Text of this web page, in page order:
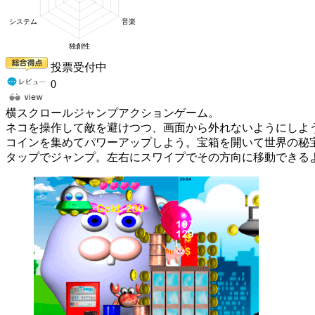
投票受付中
0
横スクロールジャンプアクションゲーム。
ネコを操作して敵を避けつつ、画面から外れないようにしよ
コインを集めてパワーアップしよう。宝箱を開いて世界の秘
タップでジャンプ。左右にスワイプでその方向に移動できる